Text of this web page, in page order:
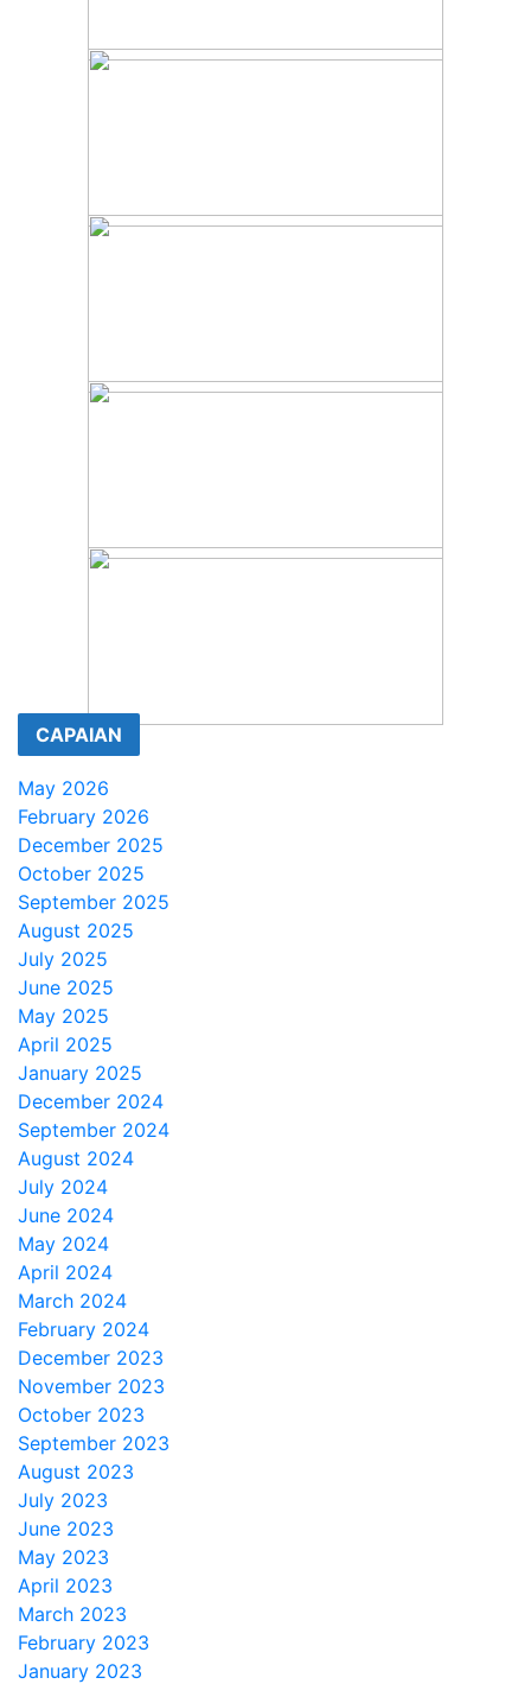
CAPAIAN
May 2026
February 2026
December 2025
October 2025
September 2025
August 2025
July 2025
June 2025
May 2025
April 2025
January 2025
December 2024
September 2024
August 2024
July 2024
June 2024
May 2024
April 2024
March 2024
February 2024
December 2023
November 2023
October 2023
September 2023
August 2023
July 2023
June 2023
May 2023
April 2023
March 2023
February 2023
January 2023